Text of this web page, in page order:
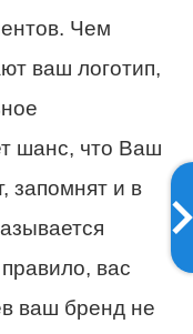
Чем
ваш логотип,
шанс, что Ваш
запомнят и в
вас
ваш бренд не